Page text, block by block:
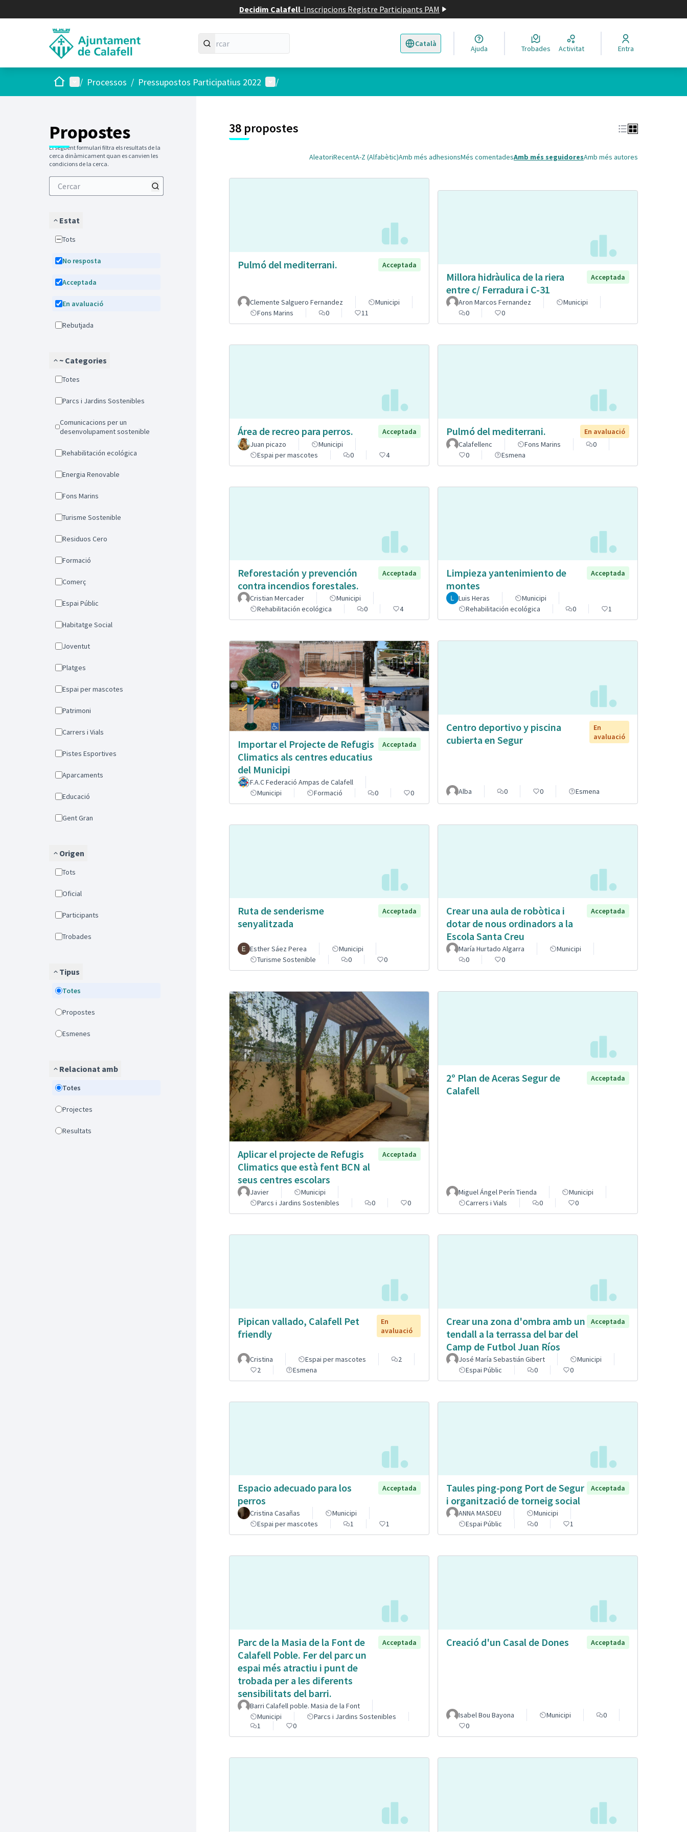
Decidim Calafell-Inscripcions Registre Participants PAM
Català
Triar la llengua Elegir el idioma
Ajuda Trobades Activitat Entra
Inici Menú principal
/ Processos / Pressupostos Participatius 2022 Menú d'usuari
/
Propostes
El següent formulari filtra els resultats de la
cerca dinàmicament quan es canvien les
condicions de la cerca.
Estat
Tots
No resposta
Acceptada
En avaluació
Rebutjada
~ Categories
Totes
Parcs i Jardins Sostenibles
Comunicacions per un
desenvolupament sostenible
Rehabilitación ecológica
Energia Renovable
Fons Marins
Turisme Sostenible
Residuos Cero
Formació
Comerç
Espai Públic
Habitatge Social
Joventut
Platges
Espai per mascotes
Patrimoni
Carrers i Vials
Pistes Esportives
Aparcaments
Educació
Gent Gran
Origen
Tots
Oficial
Participants
Trobades
Tipus
Totes
Propostes
Esmenes
Relacionat amb
Totes
Projectes
Resultats
38 propostes
AleatoriRecentA-Z (Alfabètic)Amb més adhesionsMés comentadesAmb més seguidoresAmb més autores
Pulmó del mediterrani. Acceptada
Clemente Salguero Fernandez
Municipi
Fons Marins
0 11
Millora hidràulica de la riera
entre c/ Ferradura i C-31
Acceptada
Aron Marcos Fernandez
Municipi
0
0
Área de recreo para perros.
Acceptada
Juan picazo
Municipi
Espai per mascotes
0 4
Pulmó del mediterrani.
En avaluació
Calafellenc
Fons Marins
0
0
Esmena
Reforestación y prevención
contra incendios forestales.
Acceptada
Cristian Mercader
Municipi
Rehabilitación ecológica
0 4
Limpieza yantenimiento de
montes
Acceptada
Luis Heras
Municipi
Rehabilitación ecológica
0 1
Importar el Projecte de Refugis
Climatics als centres educatius
del Municipi
Acceptada
F.A.C Federació Ampas de Calafell
Municipi
Formació 0 0
Centro deportivo y piscina
cubierta en Segur
En
avaluació
Alba 0 0 Esmena
Ruta de senderisme
senyalitzada
Acceptada
Esther Sáez Perea
Municipi
Turisme Sostenible
0 0
Crear una aula de robòtica i
dotar de nous ordinadors a la
Escola Santa Creu
Acceptada
María Hurtado Algarra
Municipi
0
0
Aplicar el projecte de Refugis
Climatics que està fent BCN al
seus centres escolars
Acceptada
Javier
Municipi
Parcs i Jardins Sostenibles
0 0
2º Plan de Aceras Segur de
Calafell
Acceptada
Miguel Ángel Perín Tienda
Municipi
Carrers i Vials
0 0
Pipican vallado, Calafell Pet
friendly
En
avaluació
Cristina Espai per mascotes
2
2
Esmena
Crear una zona d'ombra amb un
tendall a la terrassa del bar del
Camp de Futbol Juan Ríos
Acceptada
José María Sebastián Gibert
Municipi
Espai Públic
0 0
Espacio adecuado para los
perros
Acceptada
Cristina Casañas
Municipi
Espai per mascotes
1 1
Taules ping-pong Port de Segur
i organització de torneig social
Acceptada
ANNA MASDEU
Municipi
Espai Públic
0 1
Parc de la Masia de la Font de
Calafell Poble. Fer del parc un
espai més atractiu i punt de
trobada per a les diferents
sensibilitats del barri.
Acceptada
Barri Calafell poble. Masia de la Font
Municipi
Parcs i Jardins Sostenibles
1
0
Creació d'un Casal de Dones Acceptada
Isabel Bou Bayona Municipi
0
0